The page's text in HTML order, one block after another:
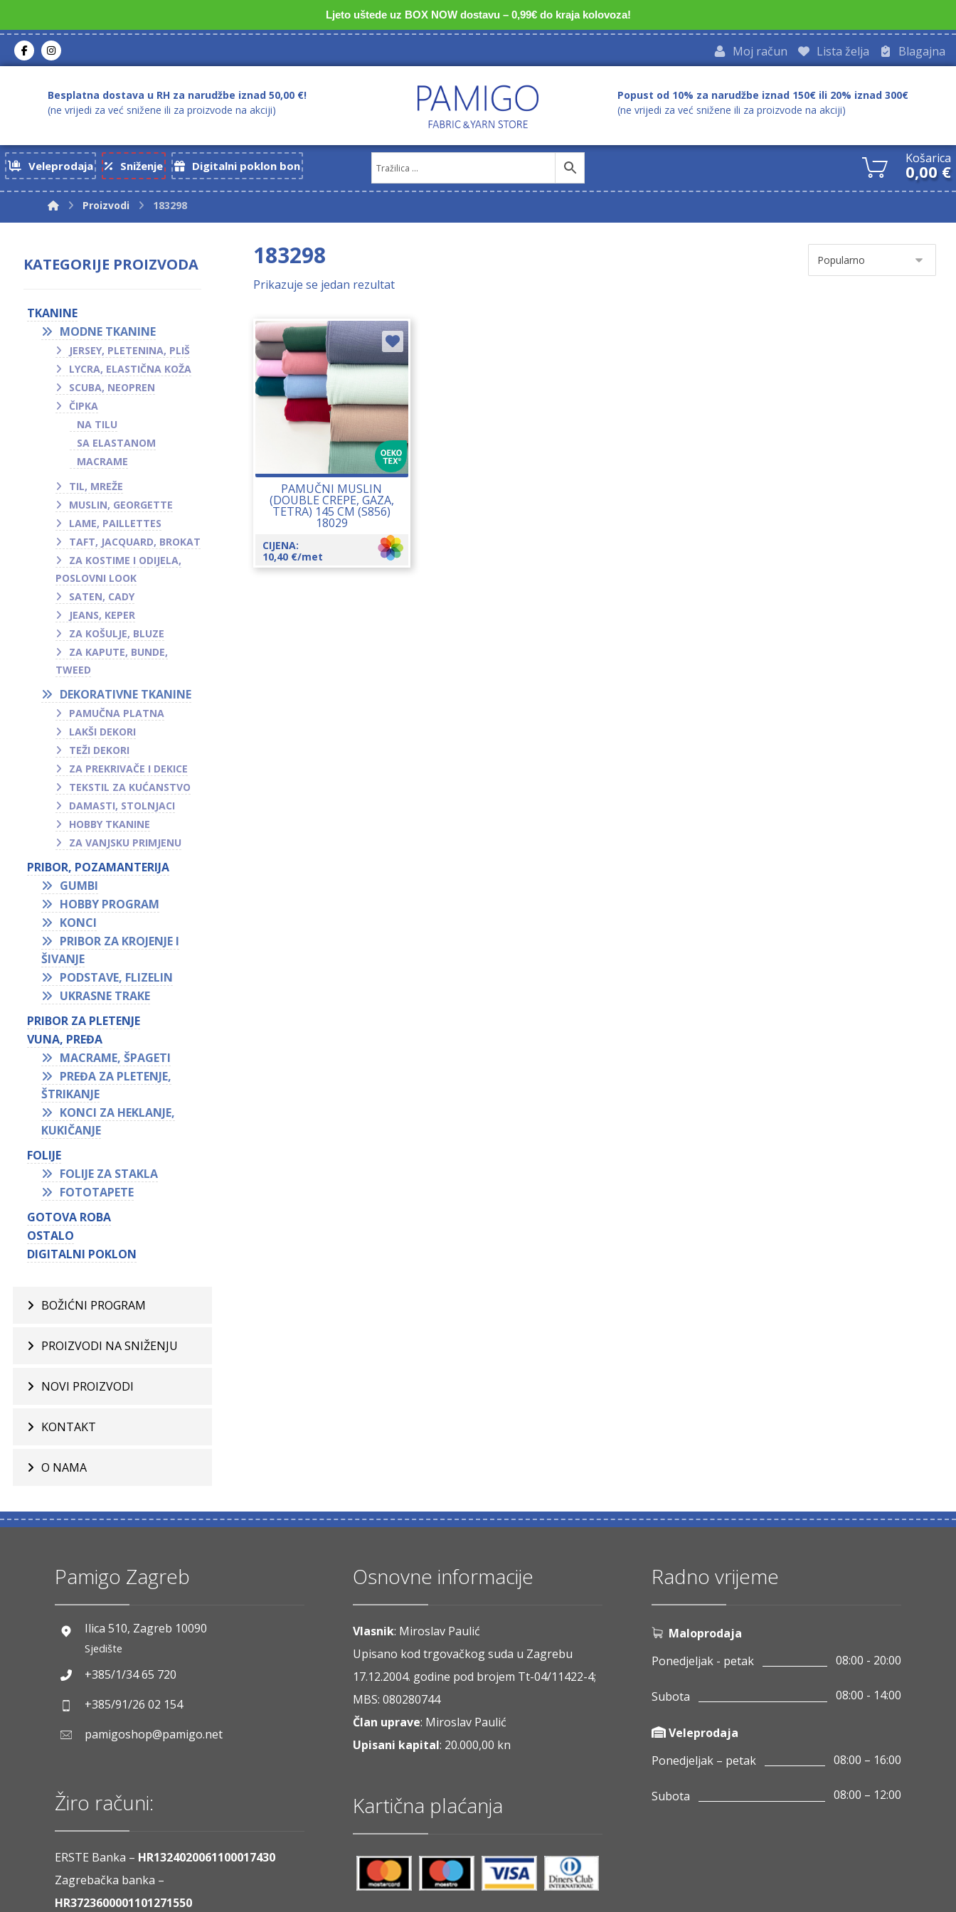
Ljeto uštede uz BOX NOW dostavu – 0,99€ do kraja kolovoza!
Blagajna
Lista želja
Moj račun
Besplatna dostava u RH za narudžbe iznad 50,00 €!
(ne vrijedi za već snižene ili za proizvode na akciji)
Popust od 10% za narudžbe iznad 150€ ili 20% iznad 300€
(ne vrijedi za već snižene ili za proizvode na akciji)
Veleprodaja Sniženje Digitalni poklon bon Košarica
0,00 €
Proizvodi 183298
183298
Prikazuje se jedan rezultat
PAMUČNI MUSLIN
(DOUBLE CREPE, GAZA,
TETRA) 145 CM (S856)
18029
CIJENA:
10,40 €/met
KATEGORIJE PROIZVODA
TKANINE
MODNE TKANINE
JERSEY, PLETENINA, PLIŠ
LYCRA, ELASTIČNA KOŽA
SCUBA, NEOPREN
ČIPKA
NA TILU
SA ELASTANOM
MACRAME
TIL, MREŽE
MUSLIN, GEORGETTE
LAME, PAILLETTES
TAFT, JACQUARD, BROKAT
ZA KOSTIME I ODIJELA,
POSLOVNI LOOK
SATEN, CADY
JEANS, KEPER
ZA KOŠULJE, BLUZE
ZA KAPUTE, BUNDE,
TWEED
DEKORATIVNE TKANINE
PAMUČNA PLATNA
LAKŠI DEKORI
TEŽI DEKORI
ZA PREKRIVAČE I DEKICE
TEKSTIL ZA KUĆANSTVO
DAMASTI, STOLNJACI
HOBBY TKANINE
ZA VANJSKU PRIMJENU
PRIBOR, POZAMANTERIJA
GUMBI
HOBBY PROGRAM
KONCI
PRIBOR ZA KROJENJE I
ŠIVANJE
PODSTAVE, FLIZELIN
UKRASNE TRAKE
PRIBOR ZA PLETENJE
VUNA, PREĐA
MACRAME, ŠPAGETI
PREĐA ZA PLETENJE,
ŠTRIKANJE
KONCI ZA HEKLANJE,
KUKIČANJE
FOLIJE
FOLIJE ZA STAKLA
FOTOTAPETE
GOTOVA ROBA
OSTALO
DIGITALNI POKLON
BOŽIĆNI PROGRAM
PROIZVODI NA SNIŽENJU
NOVI PROIZVODI
KONTAKT
O NAMA
Pamigo Zagreb
Ilica 510, Zagreb 10090
Sjedište
+385/1/34 65 720
+385/91/26 02 154
pamigoshop@pamigo.net
Žiro računi:
ERSTE Banka – HR1324020061100017430
Zagrebačka banka –
HR3723600001101271550
Osnovne informacije
Vlasnik: Miroslav Paulić
Upisano kod trgovačkog suda u Zagrebu
17.12.2004. godine pod brojem Tt-04/11422-4;
MBS: 080280744
Član uprave: Miroslav Paulić
Upisani kapital: 20.000,00 kn
Kartična plaćanja
Radno vrijeme
Maloprodaja
Ponedjeljak - petak
08:00 - 20:00
Subota 08:00 - 14:00
Veleprodaja
Ponedjeljak – petak
08:00 – 16:00
Subota 08:00 – 12:00